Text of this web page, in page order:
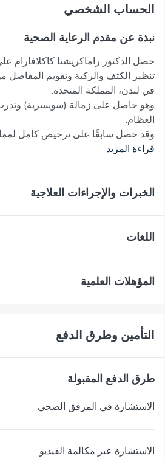
اﻟﺤﺴﺎﺏ اﻟﺸﺨﺼﻲ
نبذة عن مقدم الرعاية الصحية
حصل الدكتور راماكريشنا كاكلافارام
تنظير الكتف والركبة وتقويم المفاصل
في لندن، المملكة المتحدة.
وهو حاصل على زمالة (سويسرية)
العظام.
وقد حصل سابقًا على ترخيص كامل
قراءة المزيد
الخبرات والإجراءات العلاجية
اللغات
المؤهلات العلمية
التأمين وطرق الدفع
طرق الدفع المقبولة
الاستشارة في المرفق الصحي
الاستشارة عبر مكالمة الفيديو